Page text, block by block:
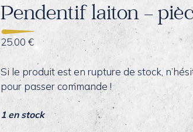
Pendentif laiton –
25.00 €
Si le produit est en rupture de stock,
pour passer commande !
1 en stock